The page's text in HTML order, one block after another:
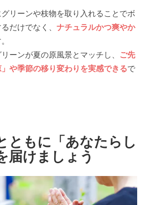
リーンや枝物を取り入れることでボ
だけでなく、ナチュラルかつ爽やか
ーンが夏の原風景とマッチし、 ご先
や季節の移り変わりを実感できるで
ともに「あなたらし
届けましょう